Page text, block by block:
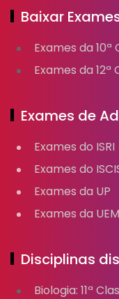
Baixar
Exames da 10ª
Exames da 12ª
Exames de
Exames do ISRI
Exames do
Exames da UP
Exames da UEM
Disciplinas
Biologia: 11ª